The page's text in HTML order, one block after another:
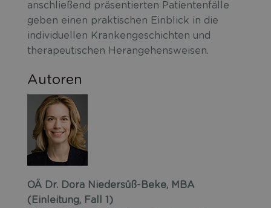
anschließend präsentierten Patientenfälle
geben einen praktischen Einblick in die
individuellen Krankengeschichten und
therapeutischen Herangehensweisen.
Autoren
OÄ Dr. Dora Niedersüß-Beke, MBA
(Einleitung, Fall 1)